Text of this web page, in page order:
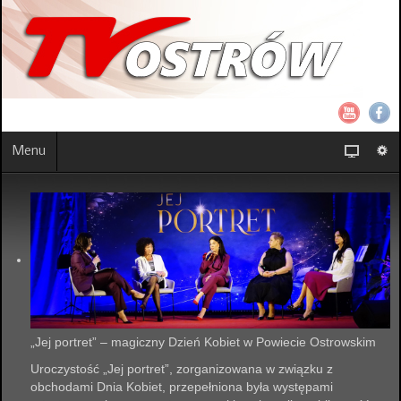
Menu
„Jej portret” – magiczny Dzień Kobiet w Powiecie Ostrowskim
Uroczystość „Jej portret”, zorganizowana w związku z
obchodami Dnia Kobiet, przepełniona była występami